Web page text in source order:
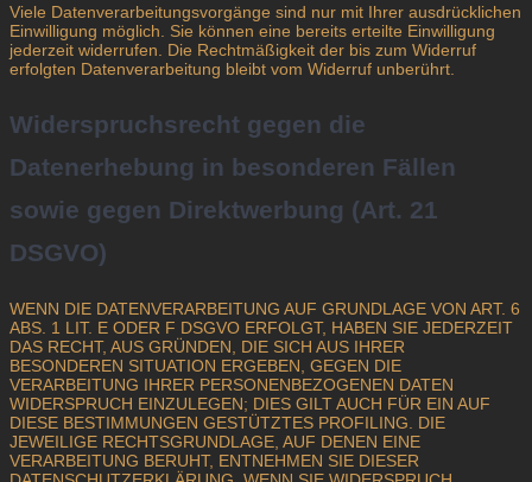
Viele Datenverarbeitungsvorgänge sind nur mit Ihrer ausdrücklichen
Einwilligung möglich. Sie können eine bereits erteilte Einwilligung
jederzeit widerrufen. Die Rechtmäßigkeit der bis zum Widerruf
erfolgten Datenverarbeitung bleibt vom Widerruf unberührt.
Widerspruchsrecht gegen die
Datenerhebung in besonderen Fällen
sowie gegen Direktwerbung (Art. 21
DSGVO)
WENN DIE DATENVERARBEITUNG AUF GRUNDLAGE VON ART. 6
ABS. 1 LIT. E ODER F DSGVO ERFOLGT, HABEN SIE JEDERZEIT
DAS RECHT, AUS GRÜNDEN, DIE SICH AUS IHRER
BESONDEREN SITUATION ERGEBEN, GEGEN DIE
VERARBEITUNG IHRER PERSONENBEZOGENEN DATEN
WIDERSPRUCH EINZULEGEN; DIES GILT AUCH FÜR EIN AUF
DIESE BESTIMMUNGEN GESTÜTZTES PROFILING. DIE
JEWEILIGE RECHTSGRUNDLAGE, AUF DENEN EINE
VERARBEITUNG BERUHT, ENTNEHMEN SIE DIESER